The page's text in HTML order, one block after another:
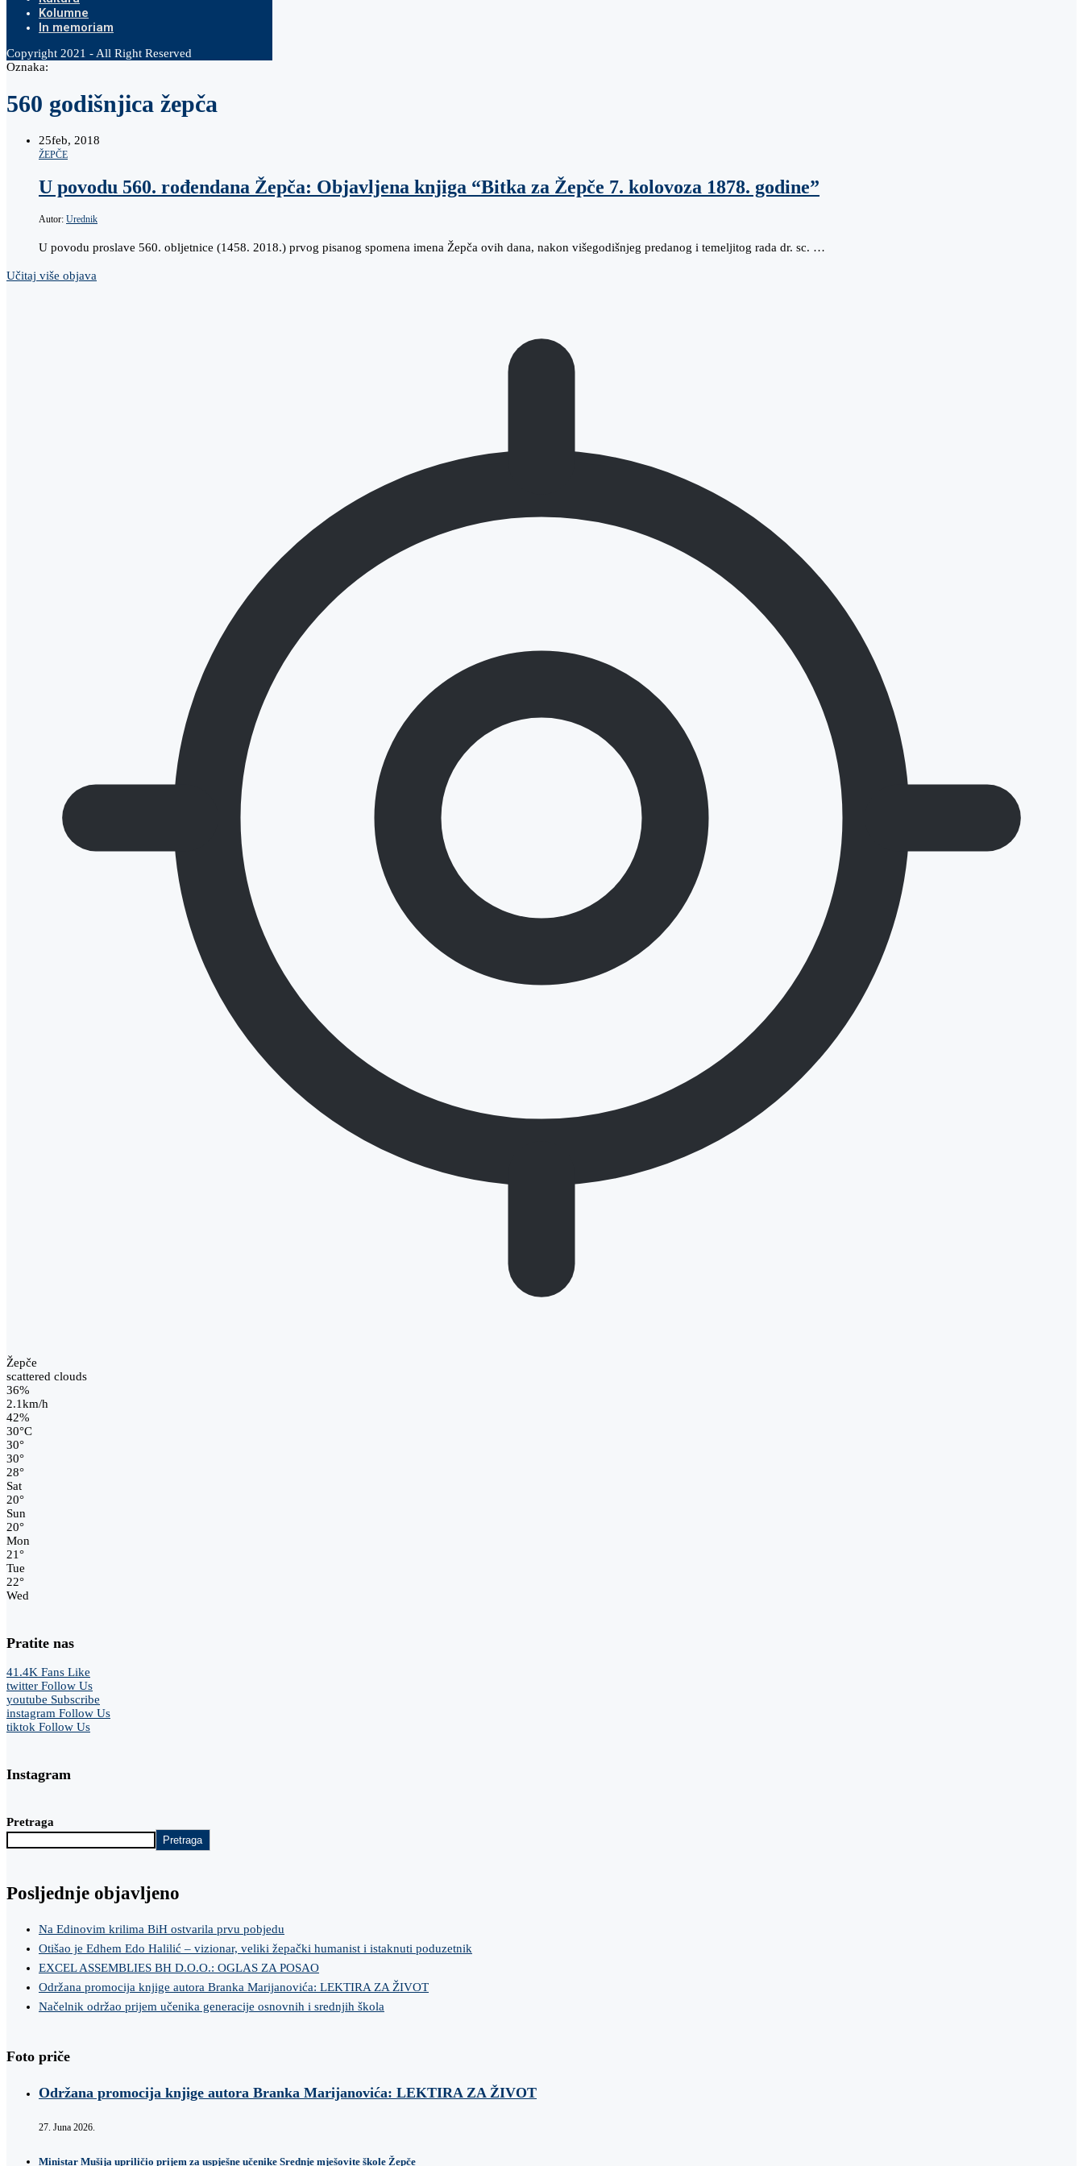
Kolumne
In memoriam
Copyright 2021 - All Right Reserved
Oznaka:
560 godišnjica žepča
25feb, 2018
ŽEPČE
U povodu 560. rođendana Žepča: Objavljena knjiga “Bitka za Žepče 7. kolovoza 1878. godine”
Autor: Urednik
U povodu proslave 560. obljetnice (1458. 2018.) prvog pisanog spomena imena Žepča ovih dana, nakon višegodišnjeg predanog i temeljitog rada dr. sc. …
Učitaj više objava
Žepče
scattered clouds
36%
2.1km/h
42%
30°C
30°
30°
28°
Sat
20°
Sun
20°
Mon
21°
Tue
22°
Wed
Pratite nas
41.4K Fans Like
twitter Follow Us
youtube Subscribe
instagram Follow Us
tiktok Follow Us
Instagram
Pretraga
Pretraga
Posljednje objavljeno
Na Edinovim krilima BiH ostvarila prvu pobjedu
Otišao je Edhem Edo Halilić – vizionar, veliki žepački humanist i istaknuti poduzetnik
EXCEL ASSEMBLIES BH D.O.O.: OGLAS ZA POSAO
Održana promocija knjige autora Branka Marijanovića: LEKTIRA ZA ŽIVOT
Načelnik održao prijem učenika generacije osnovnih i srednjih škola
Foto priče
Održana promocija knjige autora Branka Marijanovića: LEKTIRA ZA ŽIVOT
27. Juna 2026.
Ministar Mušija upriličio prijem za uspješne učenike Srednje mješovite škole Žepče